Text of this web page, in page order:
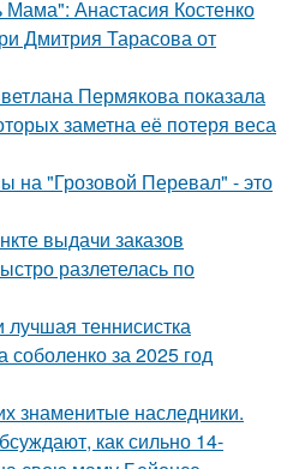
Анастасия Костенко
Дмитрия Тарасова от
Пермякова показала
заметна её потеря веса
на "Грозовой Перевал" - это
выдачи заказов
разлетелась по
теннисистка
за 2025 год
знаменитые наследники.
как сильно 14-